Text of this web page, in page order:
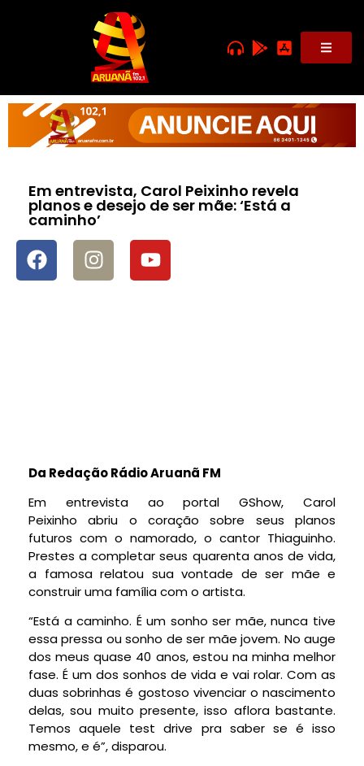
Em entrevista, Carol Peixinho revela
planos e desejo de ser mãe: ‘Está a
caminho’
Da Redação Rádio Aruanã FM
Em entrevista ao portal GShow, Carol
Peixinho abriu o coração sobre seus planos
futuros com o namorado, o cantor Thiaguinho.
Prestes a completar seus quarenta anos de vida,
a famosa relatou sua vontade de ser mãe e
construir uma família com o artista.
“Está a caminho. É um sonho ser mãe, nunca tive
essa pressa ou sonho de ser mãe jovem. No auge
dos meus quase 40 anos, estou na minha melhor
fase. É um dos sonhos de vida e vai rolar. Com as
duas sobrinhas é gostoso vivenciar o nascimento
delas, sou muito presente, isso aflora bastante.
Temos aquele test drive pra saber se é isso
mesmo, e é”, disparou.